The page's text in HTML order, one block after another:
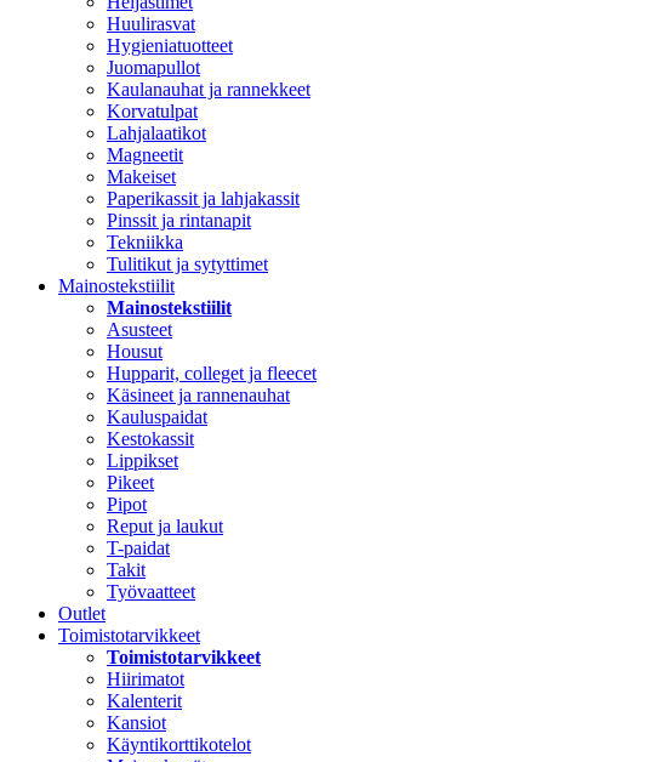
Huulirasvat
Hygieniatuotteet
Juomapullot
Kaulanauhat ja rannekkeet
Korvatulpat
Lahjalaatikot
Magneetit
Makeiset
Paperikassit ja lahjakassit
Pinssit ja rintanapit
Tekniikka
Tulitikut ja sytyttimet
Mainostekstiilit
Mainostekstiilit
Asusteet
Housut
Hupparit, colleget ja fleecet
Käsineet ja rannenauhat
Kauluspaidat
Kestokassit
Lippikset
Pikeet
Pipot
Reput ja laukut
T-paidat
Takit
Työvaatteet
Outlet
Toimistotarvikkeet
Toimistotarvikkeet
Hiirimatot
Kalenterit
Kansiot
Käyntikorttikotelot